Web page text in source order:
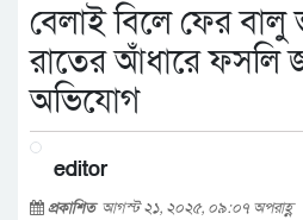
বেলাই বিলে ফের বালু
রাতের আঁধারে ফসলি
অভিযোগ
editor
প্রকাশিত আগস্ট ২১, ২০২৫, ০৯:০৭ অপরাহ্ণ